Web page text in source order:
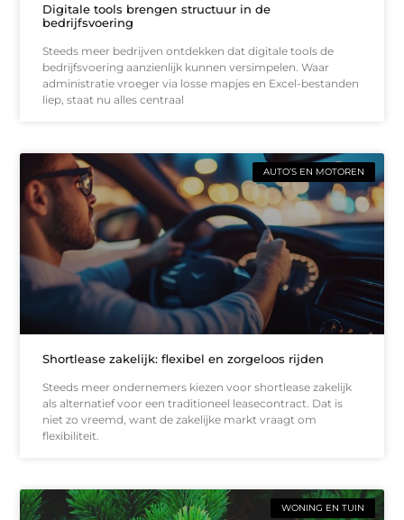
Digitale tools brengen structuur in de
bedrijfsvoering
Steeds meer bedrijven ontdekken dat digitale tools de
bedrijfsvoering aanzienlijk kunnen versimpelen. Waar
administratie vroeger via losse mapjes en Excel-bestanden
liep, staat nu alles centraal
AUTO’S EN MOTOREN
Shortlease zakelijk: flexibel en zorgeloos rijden
Steeds meer ondernemers kiezen voor shortlease zakelijk
als alternatief voor een traditioneel leasecontract. Dat is
niet zo vreemd, want de zakelijke markt vraagt om
flexibiliteit.
WONING EN TUIN